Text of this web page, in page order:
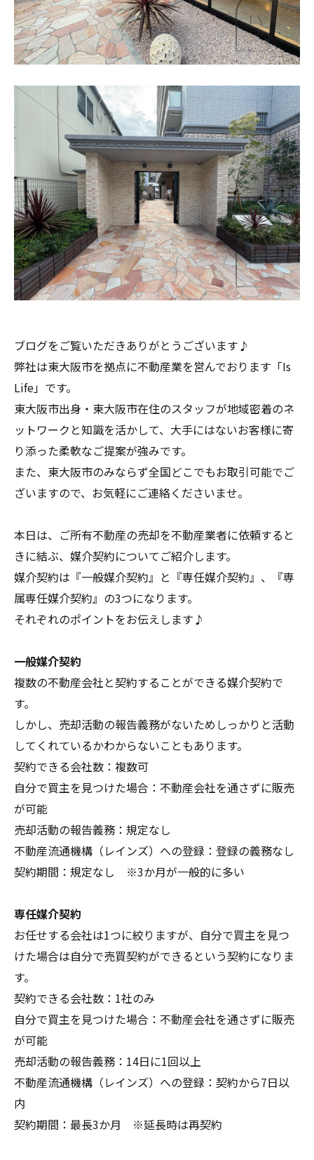
ブログをご覧いただきありがとうございます♪
弊社は東大阪市を拠点に不動産業を営んでおります「Is
Life」です。
東大阪市出身・東大阪市在住のスタッフが地域密着のネ
ットワークと知識を活かして、大手にはないお客様に寄
り添った柔軟なご提案が強みです。
また、東大阪市のみならず全国どこでもお取引可能でご
ざいますので、お気軽にご連絡くださいませ。
本日は、ご所有不動産の売却を不動産業者に依頼すると
きに結ぶ、媒介契約についてご紹介します。
媒介契約は『一般媒介契約』と『専任媒介契約』、『専
属専任媒介契約』の3つになります。
それぞれのポイントをお伝えします♪
一般媒介契約
複数の不動産会社と契約することができる媒介契約で
す。
しかし、売却活動の報告義務がないためしっかりと活動
してくれているかわからないこともあります。
契約できる会社数：複数可
自分で買主を見つけた場合：不動産会社を通さずに販売
が可能
売却活動の報告義務：規定なし
不動産流通機構（レインズ）への登録：登録の義務なし
契約期間：規定なし ※3か月が一般的に多い
専任媒介契約
お任せする会社は1つに絞りますが、自分で買主を見つ
けた場合は自分で売買契約ができるという契約になりま
す。
契約できる会社数：1社のみ
自分で買主を見つけた場合：不動産会社を通さずに販売
が可能
売却活動の報告義務：14日に1回以上
不動産流通機構（レインズ）への登録：契約から7日以
内
契約期間：最長3か月 ※延長時は再契約